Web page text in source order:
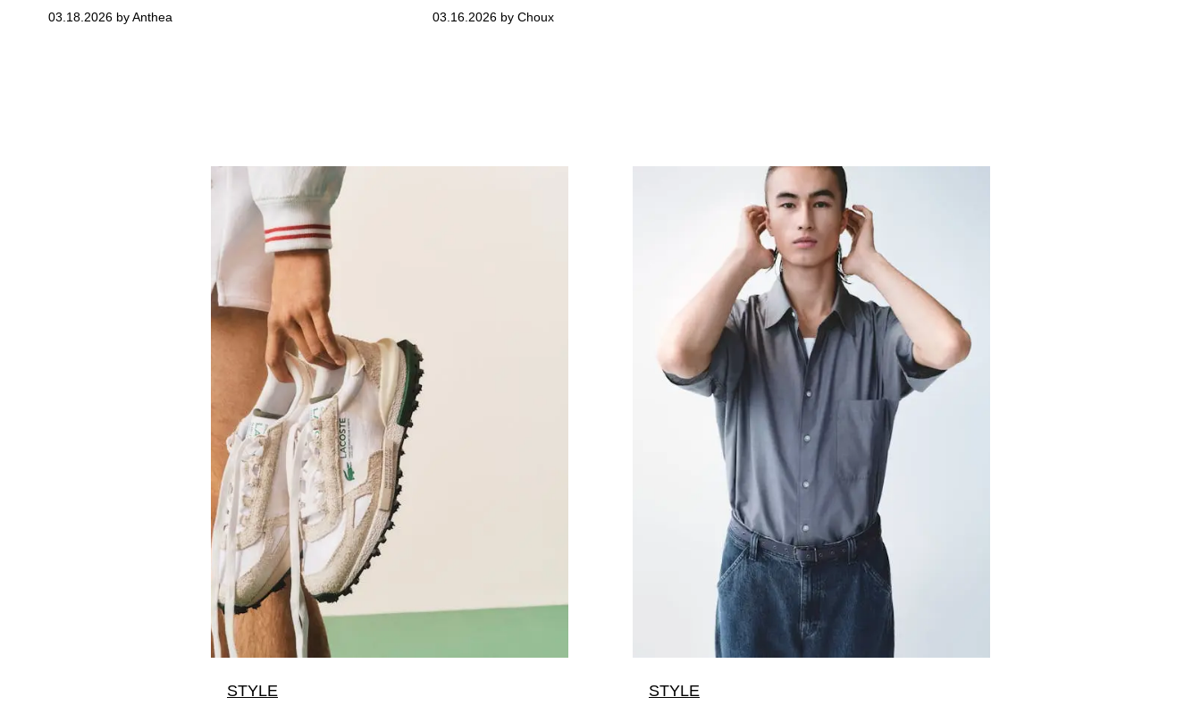
03.18.2026 by Anthea 03.16.2026 by Choux
STYLE STYLE